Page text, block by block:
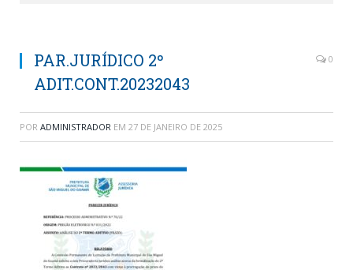
PAR.JURÍDICO 2º
ADIT.CONT.20232043
0
POR ADMINISTRADOR EM 27 DE JANEIRO DE 2025